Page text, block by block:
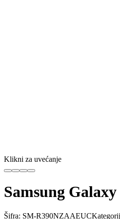
Klikni za uvećanje
Samsung
Šifra: SM-R390NZAAEUC